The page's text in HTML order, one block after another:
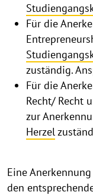
Für die
zuständig.
Für die
Recht/ Recht
zur
Herzel
Eine
den